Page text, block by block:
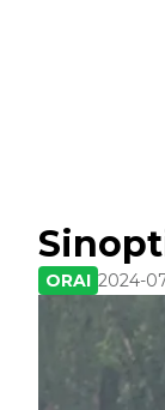
ORAI 2024-